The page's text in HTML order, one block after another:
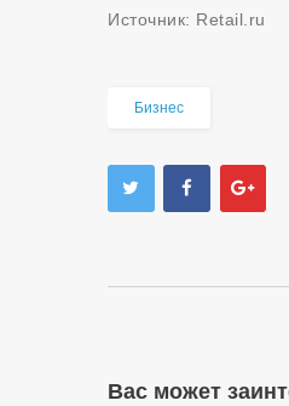
Источник: Retail.ru
Бизнес
Вас может